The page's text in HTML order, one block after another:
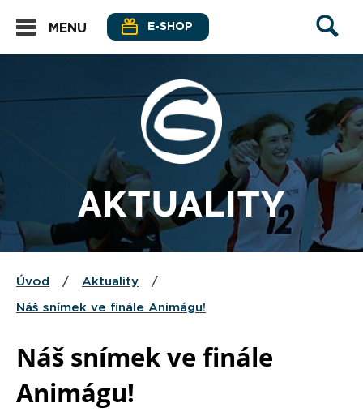
MENU E-SHOP
AKTUALITY
Úvod / Aktuality /
Náš snímek ve finále Animágu!
Náš snímek ve finále
Animágu!